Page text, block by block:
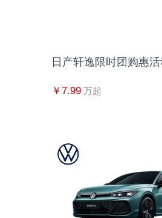
日产轩逸限时团购惠活
￥7.99 万起